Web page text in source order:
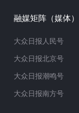
融媒矩阵（媒体）
大众日报人民号
大众日报北京号
大众日报潮鸣号
大众日报南方号